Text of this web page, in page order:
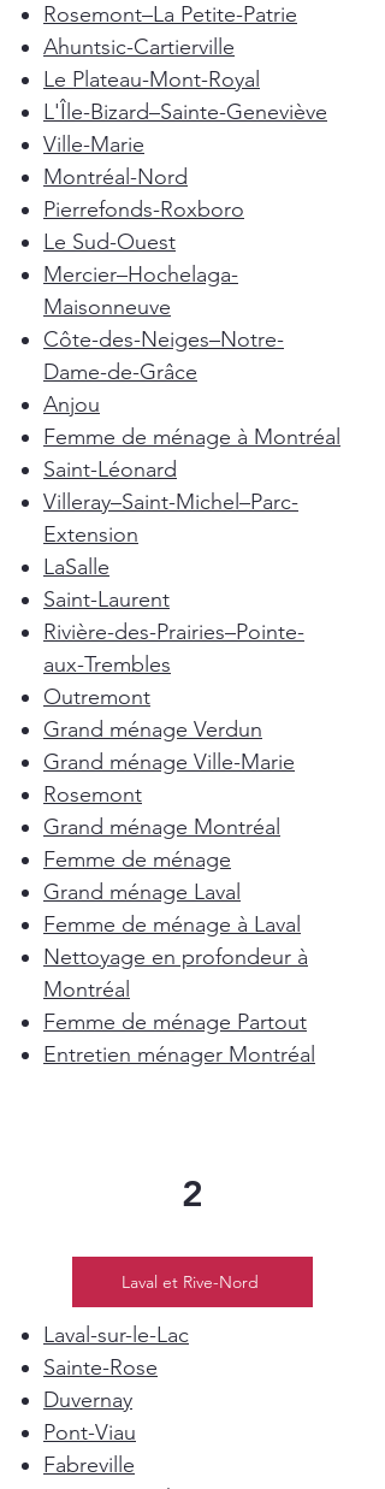
Rosemont–La Petite-Patrie
Ahuntsic-Cartierville
Le Plateau-Mont-Royal
L'Île-Bizard–Sainte-Geneviève
Ville-Marie
Montréal-Nord
Pierrefonds-Roxboro
Le Sud-Ouest
Mercier–Hochelaga-
Maisonneuve
Côte-des-Neiges–Notre-
Dame-de-Grâce
Anjou
Femme de ménage à Montréal
Saint-Léonard
Villeray–Saint-Michel–Parc-
Extension
LaSalle
Saint-Laurent
Rivière-des-Prairies–Pointe-
aux-Trembles
Outremont
Grand ménage Verdun
Grand ménage Ville-Marie
Rosemont
Grand ménage Montréal
Femme de ménage
Grand ménage Laval
Femme de ménage à Laval
Nettoyage en profondeur à
Montréal
Femme de ménage Partout
Entretien ménager Montréal
2
Laval et Rive-Nord
Laval-sur-le-Lac
Sainte-Rose
Duvernay
Pont-Viau
Fabreville